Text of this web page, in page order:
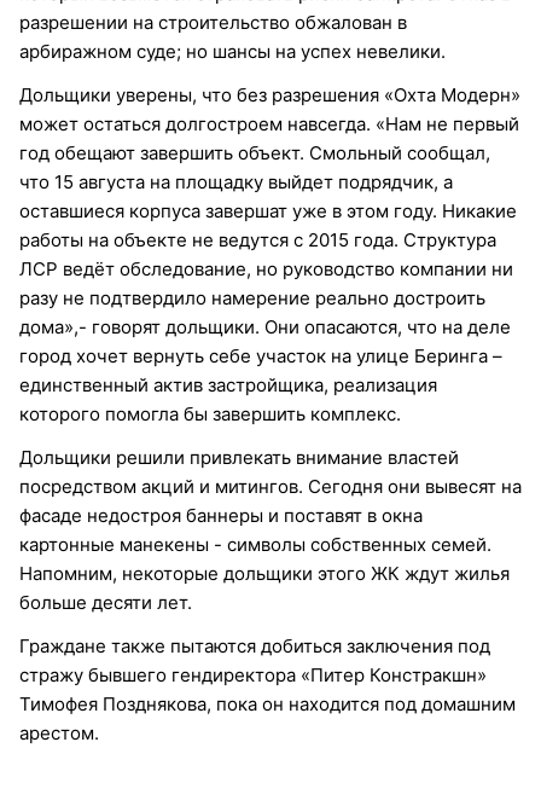
разрешении на строительство обжалован в
арбиражном суде; но шансы на успех невелики.
Дольщики уверены, что без разрешения «Охта Модерн»
может остаться долгостроем навсегда. «Нам не первый
год обещают завершить объект. Смольный сообщал,
что 15 августа на площадку выйдет подрядчик, а
оставшиеся корпуса завершат уже в этом году. Никакие
работы на объекте не ведутся с 2015 года. Структура
ЛСР ведёт обследование, но руководство компании ни
разу не подтвердило намерение реально достроить
дома»,- говорят дольщики. Они опасаются, что на деле
город хочет вернуть себе участок на улице Беринга –
единственный актив застройщика, реализация
которого помогла бы завершить комплекс.
Дольщики решили привлекать внимание властей
посредством акций и митингов. Сегодня они вывесят на
фасаде недостроя баннеры и поставят в окна
картонные манекены - символы собственных семей.
Напомним, некоторые дольщики этого ЖК ждут жилья
больше десяти лет.
Граждане также пытаются добиться заключения под
стражу бывшего гендиректора «Питер Констракшн»
Тимофея Позднякова, пока он находится под домашним
арестом.